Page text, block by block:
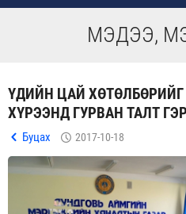
МЭДЭЭ,
ҮДИЙН ЦАЙ
ХҮРЭЭНД ГУРВАН ТАЛТ
Буцах 2017-10-18